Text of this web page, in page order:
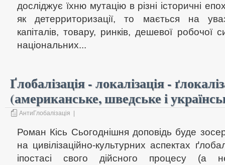
досліджує їхню мутацію в різні історичні
як детерриторизації, то мається на
капіталів, товару, ринків, дешевої
національних...
Ґлобалізація - локалізація -
(американське, шведське і
АнтиГлобалізація
Роман Кісь Сьогоднішня доповідь буде
на цивілізаційно-культурних аспектах
іпостасі свого дійсного процесу (а